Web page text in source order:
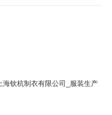
海钦杭制衣有限公司_服装生产